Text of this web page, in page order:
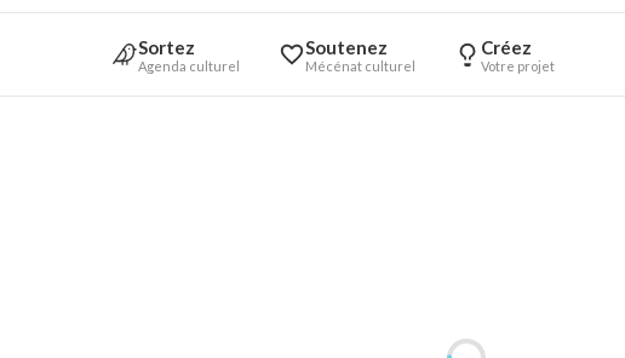
Sortez
Agenda culturel
Soutenez
Mécénat culturel
Créez
Votre projet